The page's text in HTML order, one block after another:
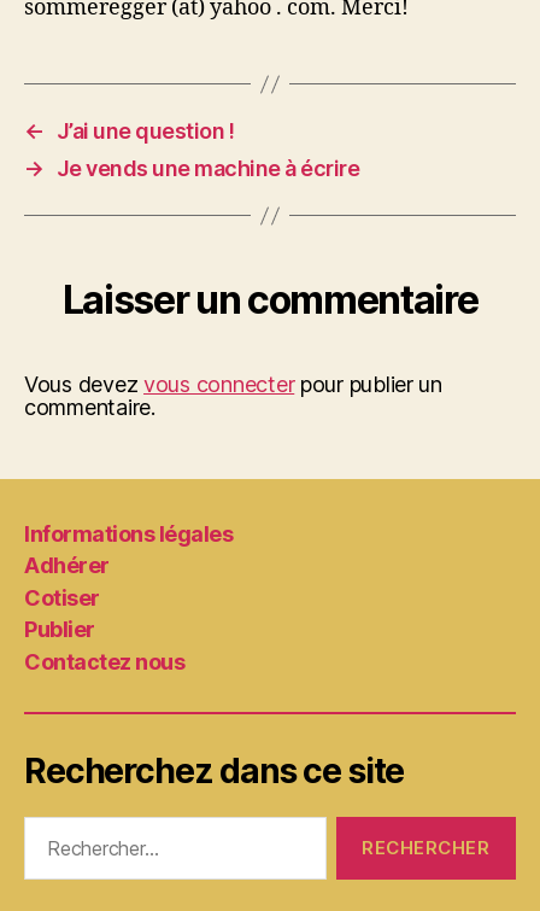
sommeregger (at) yahoo . com. Merci!
←
J’ai une question !
→
Je vends une machine à écrire
Laisser un commentaire
Vous devezvous connecterpour publier un
commentaire.
Informations légales
Adhérer
Cotiser
Publier
Contactez nous
Recherchez dans ce site